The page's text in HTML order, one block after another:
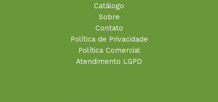
Catálogo
Sobre
Contato
Política de Privacidade
Política Comercial
Atendimento LGPD